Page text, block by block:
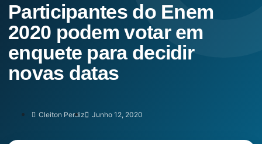
Participantes do Enem
2020 podem votar em
enquete para decidir
novas datas
Cleiton Perdiz Junho 12, 2020